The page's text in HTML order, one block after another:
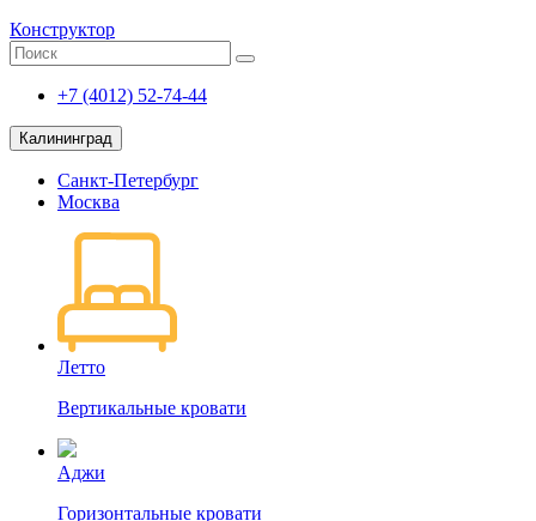
Конструктор
+7 (4012) 52-74-44
Калининград
Санкт-Петербург
Москва
Летто
Вертикальные кровати
Аджи
Горизонтальные кровати